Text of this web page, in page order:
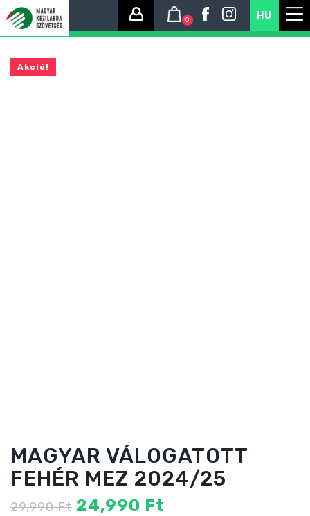
HU
0
Akció!
MAGYAR VÁLOGATOTT
FEHÉR MEZ 2024/25
29,990Ft Original
24,990 Ft